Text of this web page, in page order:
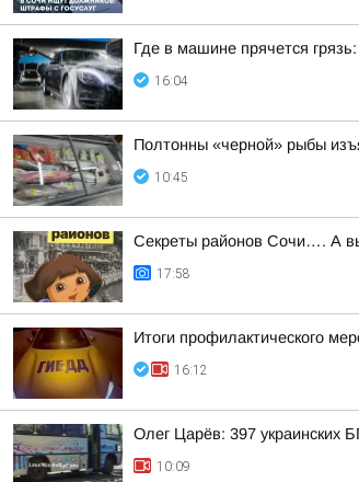
Где в машине прячется
16:04
Полтонны «черной» рыбы
10:45
Секреты районов Сочи…. А
17:58
Итоги профилактического
16:12
Олег Царёв: 397 украинских
10:09